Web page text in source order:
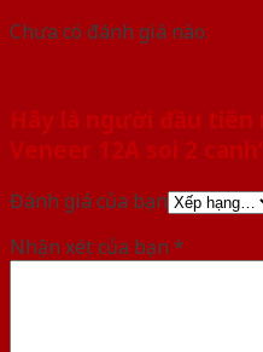
Chưa có đánh giá nào.
Hãy là người đầu tiên
Veneer 12A soi 2
Đánh giá của bạn
Nhận xét của bạn *